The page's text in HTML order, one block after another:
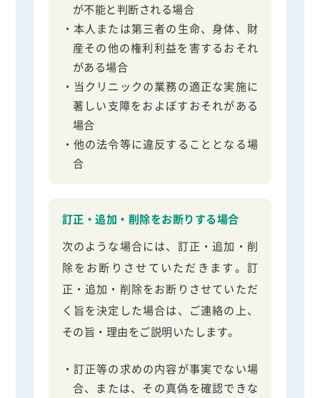
が不能と判断される場合
・本人または第三者の生命、身体、財
産その他の権利利益を害するおそれ
がある場合
・当クリニックの業務の適正な実施に
著しい支障をおよぼすおそれがある
場合
・他の法令等に違反することとなる場
合
訂正・追加・削除をお断りする場合
次のような場合には、訂正・追加・削
除をお断りさせていただきます。訂
正・追加・削除をお断りさせていただ
く旨を決定した場合は、ご連絡の上、
その旨・理由をご説明いたします。
・訂正等の求めの内容が事実でない場
合、または、その真偽を確認できな